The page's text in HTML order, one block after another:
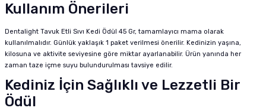
Kullanım Önerileri
Dentalight Tavuk Etli Sıvı Kedi Ödül 45 Gr, tamamlayıcı mama olarak
kullanılmalıdır. Günlük yaklaşık 1 paket verilmesi önerilir. Kedinizin yaşına,
kilosuna ve aktivite seviyesine göre miktar ayarlanabilir. Ürün yanında her
zaman taze içme suyu bulundurulması tavsiye edilir.
Kediniz İçin Sağlıklı ve Lezzetli Bir
Ödül